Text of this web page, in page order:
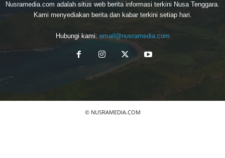
Nusramedia.com adalah situs web berita informasi terkini Nusa Tenggara.
Kami menyediakan berita dan kabar terkini setiap hari.
Hubungi kami: email@nusramedia.com
© NUSRAMEDIA.COM